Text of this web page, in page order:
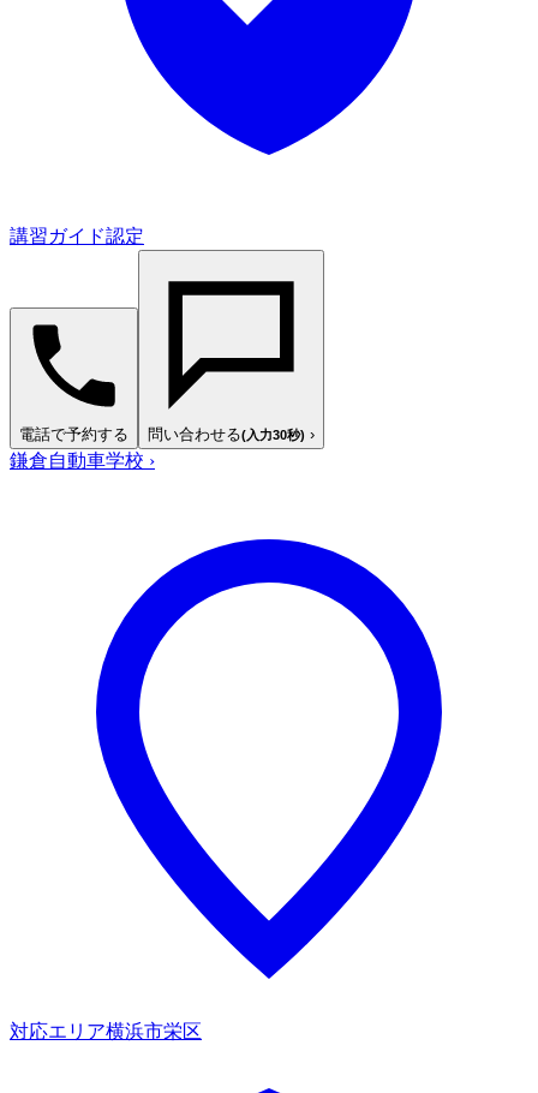
講習ガイド認定
電話で予約する 問い合わせる(入力30秒) ›
鎌倉自動車学校 ›
対応エリア横浜市栄区